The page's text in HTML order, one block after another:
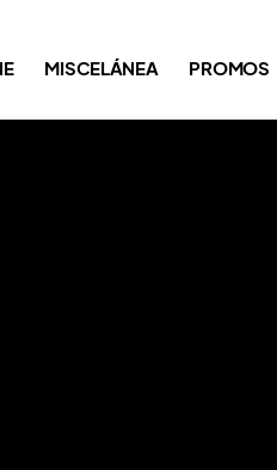
MISCELÁNEA PROMOS